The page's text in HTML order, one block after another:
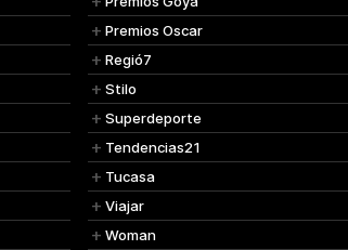
Premios Oscar
Regió7
Stilo
Superdeporte
Tendencias21
Tucasa
Viajar
Woman